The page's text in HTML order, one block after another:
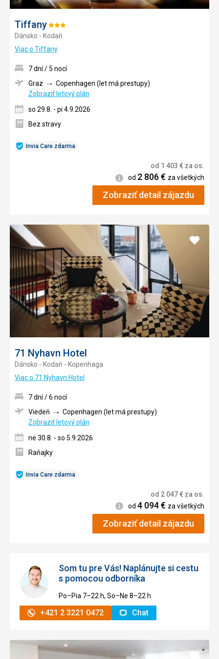
TiffanyHodnotenie:
3/5
Dánsko - Kodaň
Viac o Tiffany
Invia Care zdarma
7 dní / 5 nocí
Graz
Copenhagen (let má prestupy)
Zobraziť letový plán
so 29.8. - pi 4.9.2026
Bez stravy
od 1 403 € za os.
Informácie
od 2 806€ za všetkých
Zobraziť detail zájazdu
71 Nyhavn Hotel
Dánsko - Kodaň - Kopenhaga
Viac o 71 Nyhavn Hotel
Pridať
Invia Care zdarma
7 dní / 6 nocí
Viedeň
Copenhagen (let má prestupy)
Zobraziť letový plán
ne 30.8. - so 5.9.2026
Raňajky
od 2 047€ za os.
Informácie
od 4 094€ za všetkých
Zobraziť detail zájazdu
Som tu pre Vás! Naplánujte si cestu
s pomocou odborníka
Po–Pia 7–⁠⁠⁠⁠⁠⁠22 h, So–Ne 8–⁠⁠⁠⁠⁠⁠22 h
+421 2 3221 0472 Chat
Pridať